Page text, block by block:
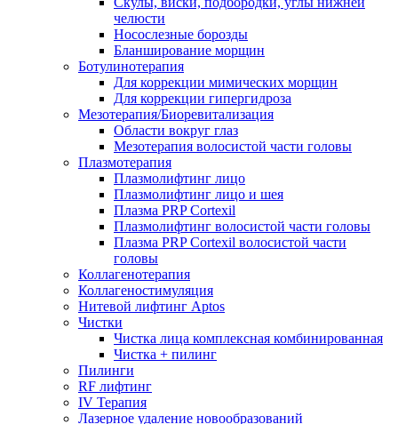
челюсти
Носослезные борозды
Бланширование морщин
Ботулинотерапия
Для коррекции мимических морщин
Для коррекции гипергидроза
Мезотерапия/Биоревитализация
Области вокруг глаз
Мезотерапия волосистой части головы
Плазмотерапия
Плазмолифтинг лицо
Плазмолифтинг лицо и шея
Плазма PRP Cortexil
Плазмолифтинг волосистой части головы
Плазма PRP Cortexil волосистой части
головы
Коллагенотерапия
Коллагеностимуляция
Нитевой лифтинг Aptos
Чистки
Чистка лица комплексная комбинированная
Чистка + пилинг
Пилинги
RF лифтинг
IV Терапия
Лазерное удаление новообразований